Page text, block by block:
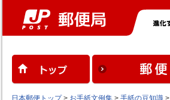
日本郵便トップ> お手紙文例集 > 手紙の豆知識